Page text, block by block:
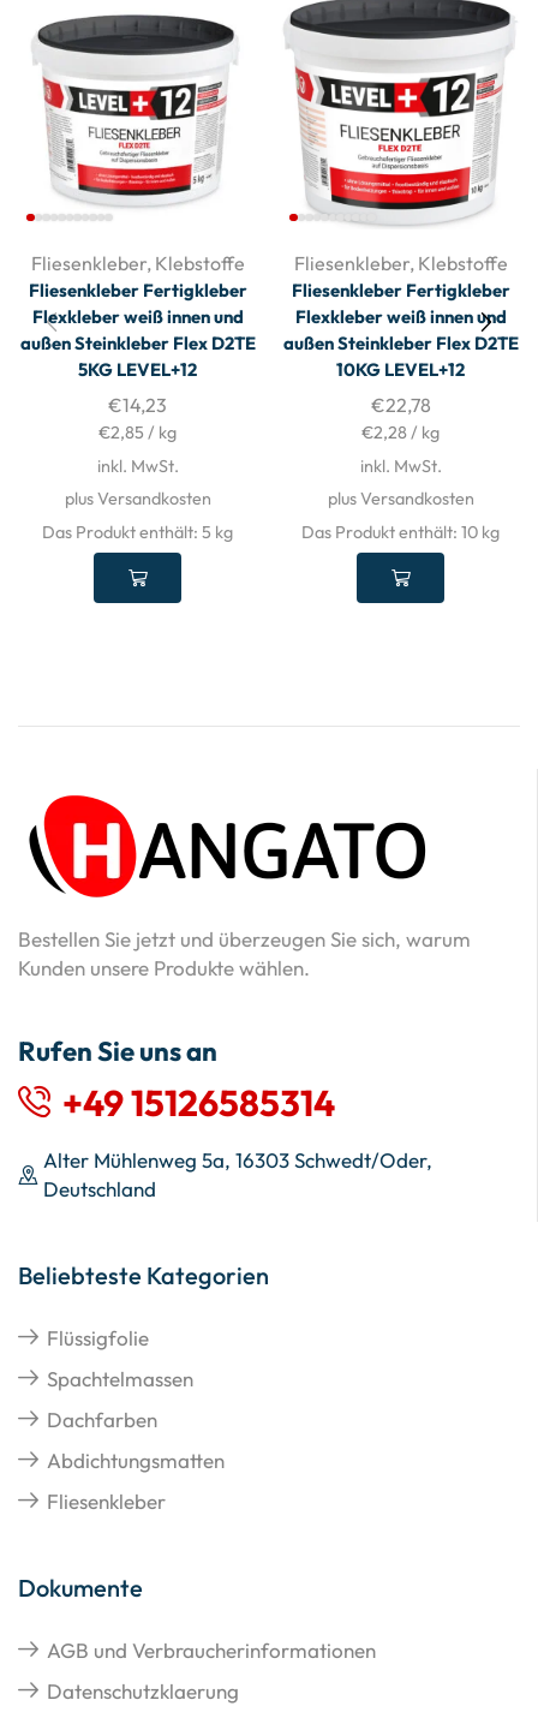
Fliesenkleber, Klebstoffe
Fliesenkleber Fertigkleber
Flexkleber weiß innen und
außen Steinkleber Flex D2TE
5KG LEVEL+12
€14,23
€2,85 / kg
inkl. MwSt.
plus Versandkosten
Das Produkt enthält: 5 kg
Fliesenkleber, Klebstoffe
Fliesenkleber Fertigkleber
Flexkleber weiß innen und
außen Steinkleber Flex D2TE
10KG LEVEL+12
€22,78
€2,28/ kg
inkl. MwSt.
plus Versandkosten
Das Produkt enthält: 10 kg
Bestellen Sie jetzt und überzeugen Sie sich, warum
Kunden unsere Produkte wählen.
Rufen Sie uns an
+49 15126585314
Alter Mühlenweg 5a, 16303 Schwedt/Oder,
Deutschland
Beliebteste Kategorien
Flüssigfolie
Spachtelmassen
Dachfarben
Abdichtungsmatten
Fliesenkleber
Dokumente
AGB und Verbraucherinformationen
Datenschutzklaerung